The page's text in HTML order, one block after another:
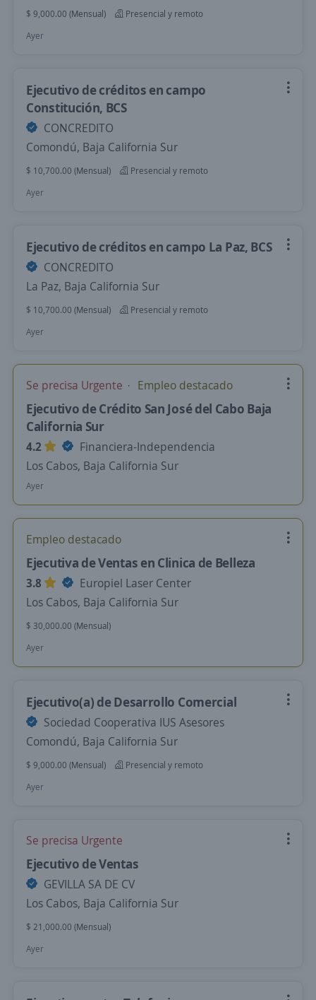
$ 9,000.00 (Mensual)
Presencial y remoto
Ayer
Ejecutivo de créditos en campo
Constitución, BCS
CONCREDITO
Comondú, Baja California Sur
$ 10,700.00 (Mensual)
Presencial y remoto
Ayer
Ejecutivo de créditos en campo La Paz, BCS
CONCREDITO
La Paz, Baja California Sur
$ 10,700.00 (Mensual)
Presencial y remoto
Ayer
Se precisa Urgente Empleo destacado
Ejecutivo de Crédito San José del Cabo Baja
California Sur
4.2
Financiera-Independencia
Los Cabos, Baja California Sur
Ayer
Empleo destacado
Ejecutiva de Ventas en Clinica de Belleza
3.8
Europiel Laser Center
Los Cabos, Baja California Sur
$ 30,000.00 (Mensual)
Ayer
Ejecutivo(a) de Desarrollo Comercial
Sociedad Cooperativa IUS Asesores
Comondú, Baja California Sur
$ 9,000.00 (Mensual)
Presencial y remoto
Ayer
Se precisa Urgente
Ejecutivo de Ventas
GEVILLA SA DE CV
Los Cabos, Baja California Sur
$ 21,000.00 (Mensual)
Ayer